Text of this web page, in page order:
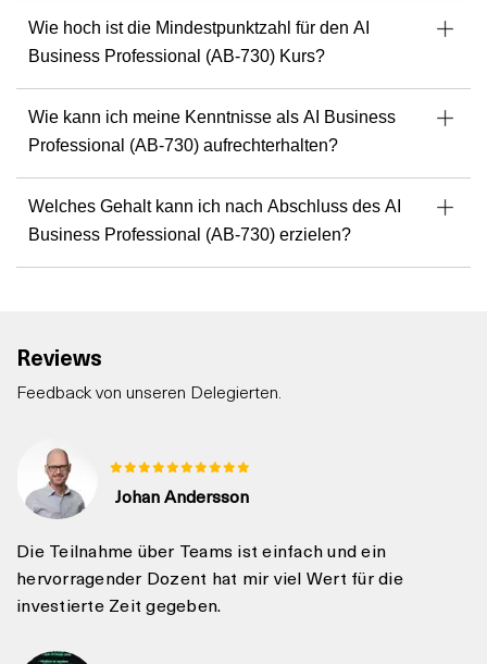
Wie hoch ist die Mindestpunktzahl für den AI
Business Professional (AB-730) Kurs?
Wie kann ich meine Kenntnisse als AI Business
Professional (AB-730) aufrechterhalten?
Welches Gehalt kann ich nach Abschluss des AI
Business Professional (AB-730) erzielen?
Reviews
Feedback von unseren Delegierten.
Johan Andersson
Die Teilnahme über Teams ist einfach und ein
hervorragender Dozent hat mir viel Wert für die
investierte Zeit gegeben.